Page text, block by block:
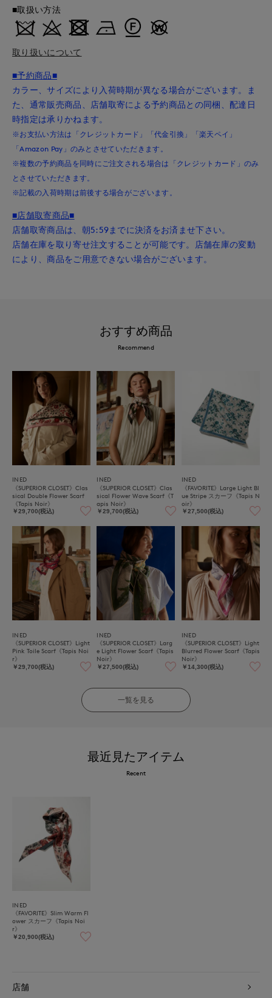
■取扱い方法
取り扱いについて
■予約商品■
カラー、サイズにより入荷時期が異なる場合がございます。ま
た、通常販売商品、店舗取寄による予約商品との同梱、配達日
時指定は承りかねます。
※お支払い方法は「クレジットカード」「代金引換」「楽天ペイ」
「Amazon Pay」のみとさせていただきます。
※複数の予約商品を同時にご注文される場合は「クレジットカード」のみ
とさせていただきます。
※記載の入荷時期は前後する場合がございます。
■店舗取寄商品■
店舗取寄商品は、朝5:59までに決済をお済ませ下さい。
店舗在庫を取り寄せ注文することが可能です。店舗在庫の変動
により、商品をご用意できない場合がございます。
おすすめ商品
Recommend
INED
《SUPERIOR CLOSET》Clas
sical Double Flower Scarf
《Tapis Noir》
￥29,700(税込)
INED
《SUPERIOR CLOSET》Clas
sical Flower Wave Scarf《T
apis Noir》
￥29,700(税込)
INED
《FAVORITE》Large Light Bl
ue Stripe スカーフ《Tapis N
oir》
￥27,500(税込)
INED
《SUPERIOR CLOSET》Light
Pink Toile Scarf《Tapis Noi
r》
￥29,700(税込)
INED
《SUPERIOR CLOSET》Larg
e Light Flower Scarf《Tapis
Noir》
￥27,500(税込)
INED
《SUPERIOR CLOSET》Light
Blurred Flower Scarf《Tapis
Noir》
￥14,300(税込)
一覧を見る
最近見たアイテム
Recent
INED
《FAVORITE》Slim Warm Fl
ower スカーフ《Tapis Noi
r》
￥20,900(税込)
店舗